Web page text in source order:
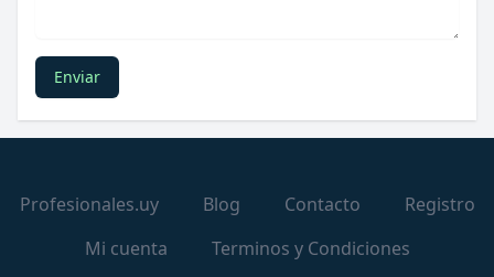
Enviar
Profesionales.uy Blog Contacto
Registro
Mi cuenta
Terminos y Condiciones